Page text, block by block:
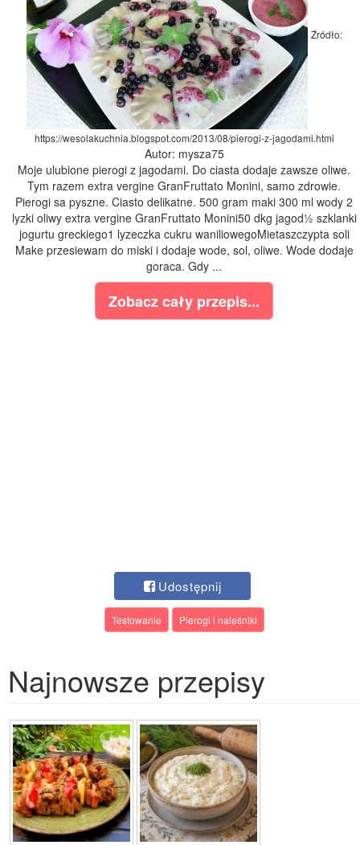
Źródło:
https://wesolakuchnia.blogspot.com/2013/08/pierogi-z-jagodami.html
Autor: mysza75
Moje ulubione pierogi z jagodami. Do ciasta dodaje zawsze oliwe.
Tym razem extra vergine GranFruttato Monini, samo zdrowie.
Pierogi sa pyszne. Ciasto delikatne. 500 gram maki 300 ml wody 2
lyzki oliwy extra vergine GranFruttato Monini50 dkg jagod½ szklanki
jogurtu greckiego1 lyzeczka cukru waniliowegoMietaszczypta soli
Make przesiewam do miski i dodaje wode, sol, oliwe. Wode dodaje
goraca. Gdy ...
Zobacz cały przepis...
Udostępnij
Testowanie Pierogi i naleśniki
Najnowsze przepisy